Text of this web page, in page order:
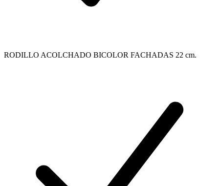
RODILLO ACOLCHADO BICOLOR FACHADAS 22 cm.